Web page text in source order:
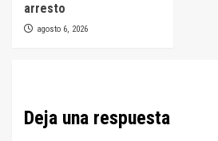
arresto
agosto 6, 2026
Deja una respuesta